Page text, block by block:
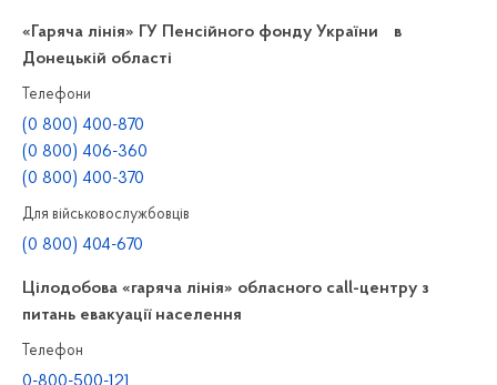
«Гаряча лінія» ГУ Пенсійного фонду України в
Донецькій області
Телефони
(0 800) 400-870
(0 800) 406-360
(0 800) 400-370
Для військовослужбовців
(0 800) 404-670
Цілодобова «гаряча лінія» обласного call-центру з
питань евакуації населення
Телефон